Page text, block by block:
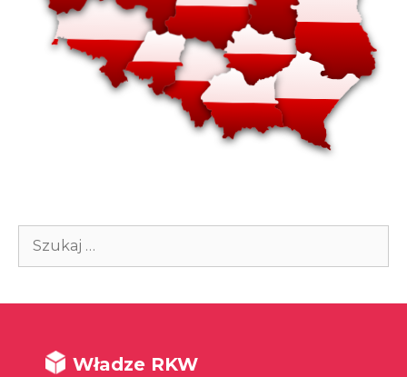
Szukaj:
Władze RKW